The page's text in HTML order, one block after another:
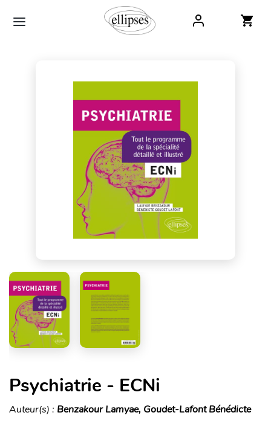
Psychiatrie - ECNi
Auteur(s) : Benzakour Lamyae, Goudet-Lafont Bénédicte